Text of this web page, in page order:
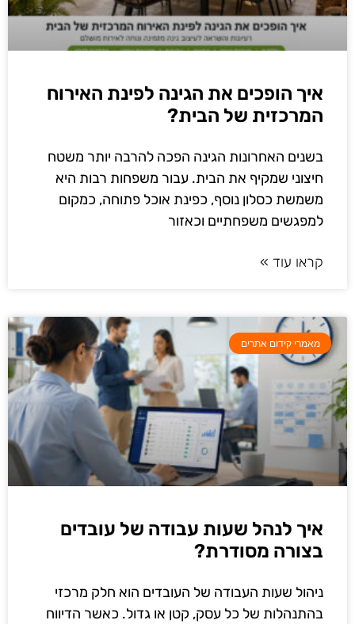
איך הופכים את הגינה לפינת האירוח
המרכזית של הבית?
בשנים האחרונות הגינה הפכה להרבה יותר משטח
חיצוני שמקיף את הבית. עבור משפחות רבות היא
משמשת כסלון נוסף, כפינת אוכל פתוחה, כמקום
למפגשים משפחתיים וכאזור
קראו עוד »
מאמרי קידום אתרים
איך לנהל שעות עבודה של עובדים
בצורה מסודרת?
ניהול שעות העבודה של העובדים הוא חלק מרכזי
בהתנהלות של כל עסק, קטן או גדול. כאשר הדיווח